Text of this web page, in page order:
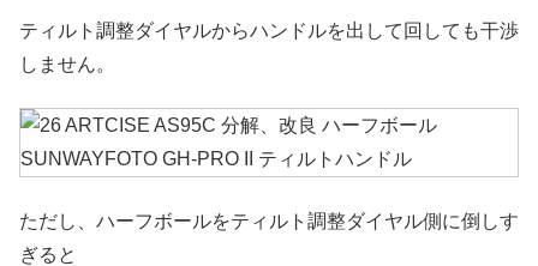
ティルト調整ダイヤルからハンドルを出して回しても干渉
しません。
ただし、ハーフボールをティルト調整ダイヤル側に倒しす
ぎると